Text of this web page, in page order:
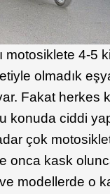
motosiklete 4-
olmadık
Fakat herkes
konuda ciddi
çok
onca kask
modellerde o